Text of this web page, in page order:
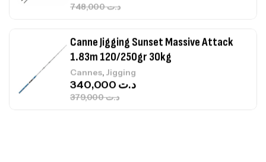
1.83m 120/250gr 30kg
Cannes,Jigging
د.ت379,000
د.ت340,000